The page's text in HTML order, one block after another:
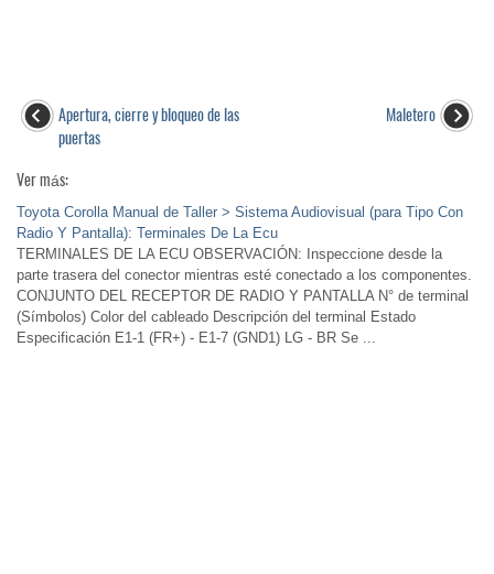
Apertura, cierre y bloqueo de las
puertas
Maletero
Ver más:
Toyota Corolla Manual de Taller > Sistema Audiovisual (para Tipo Con
Radio Y Pantalla): Terminales De La Ecu
TERMINALES DE LA ECU OBSERVACIÓN: Inspeccione desde la
parte trasera del conector mientras esté conectado a los componentes.
CONJUNTO DEL RECEPTOR DE RADIO Y PANTALLA N° de terminal
(Símbolos) Color del cableado Descripción del terminal Estado
Especificación E1-1 (FR+) - E1-7 (GND1) LG - BR Se ...